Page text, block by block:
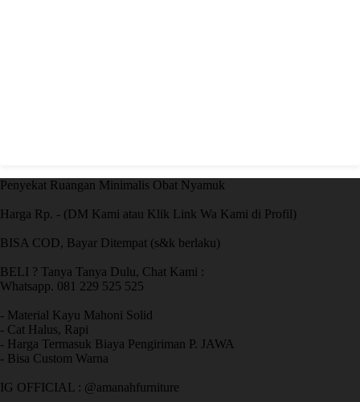
Penyekat Ruangan Minimalis Obat Nyamuk
Harga Rp. - (DM Kami atau Klik Link Wa Kami di Profil)
BISA COD, Bayar Ditempat (s&k berlaku)
BELI ? Tanya Tanya Dulu, Chat Kami :
Whatsapp. 081 229 525 525
- Material Kayu Mahoni Solid
- Cat Halus, Rapi
- Harga Termasuk Biaya Pengiriman P. JAWA
- Bisa Custom Warna
IG OFFICIAL : @amanahfurniture